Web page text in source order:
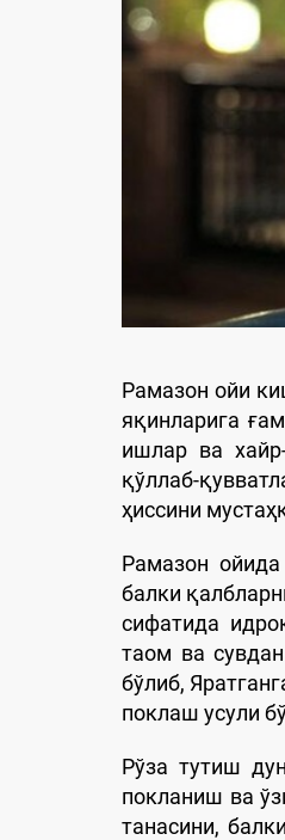
Рамазон ойи
яқинларига
ишлар ва
қўллаб-
ҳиссини
Рамазон
балки
сифатида
таом ва
бўлиб,
поклаш усули
Рўза тутиш
покланиш ва
танасини,